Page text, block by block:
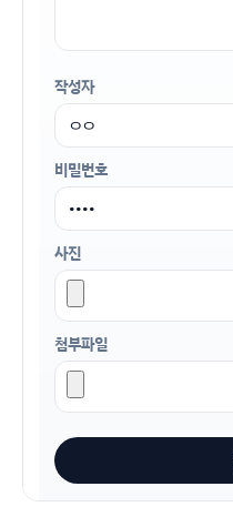
작성자
비밀번호
사진
첨부파일